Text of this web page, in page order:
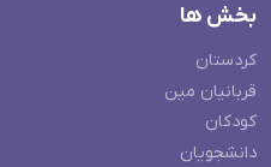
بخش ها
کردستان
قربانیان مین
کودکان
دانشجویان